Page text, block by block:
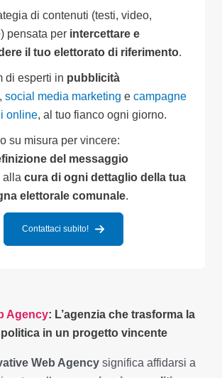
di contenuti (testi, video,
pensata per intercettare e
il tuo elettorato di riferimento.
di esperti in pubblicità
, social media marketing e campagne
online, al tuo fianco ogni giorno.
su misura per vincere:
del messaggio
alla cura di ogni dettaglio della tua
elettorale comunale.
Contattaci subito!
Agency: L’agenzia che trasforma la
in un progetto vincente
Web Agency significa affidarsi a